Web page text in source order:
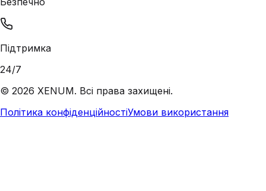
Підтримка
24/7
© 2026 XENUM. Всі права захищені.
Політика конфіденційностіУмови використання